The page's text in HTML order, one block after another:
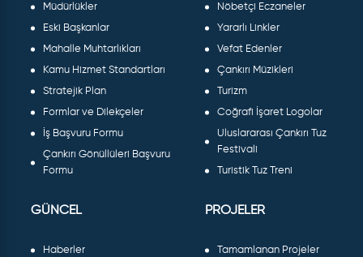
Müdürlükler
Eski Başkanlar
Mahalle Muhtarlıkları
Kamu Hizmet Standartları
Stratejik Plan
Formlar ve Dilekçeler
İş Başvuru Formu
Çankırı Gönüllüleri Başvuru
Formu
Nöbetçi Eczaneler
Yararlı Linkler
Vefat Edenler
Çankırı Müzikleri
Turizm
Coğrafi İşaret Logolar
Uluslararası Çankırı Tuz
Festivali
Turistik Tuz Treni
GÜNCEL
Haberler
PROJELER
Tamamlanan Projeler